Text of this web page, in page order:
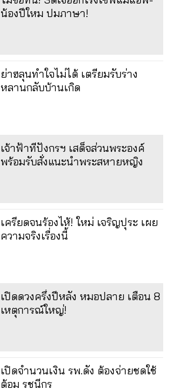
น้องปีใหม ปมภาษา!
ย่าฮลุนทำใจไม่ได้ เตรียมรับร่าง
หลานกลับบ้านเกิด
เจ้าฟ้าทีปังกรฯ เสด็จส่วนพระองค์
พร้อมรับสั่งแนะนำพระสหายหญิง
เครียดจนร้องไห้! ใหม่ เจริญปุระ เผย
ความจริงเรื่องนี้
เปิดดวงครึ่งปีหลัง หมอปลาย เตือน 8
เหตุการณ์ใหญ่!
เปิดจำนวนเงิน รพ.ดัง ต้องจ่ายชดใช้
ต้อม รชนีกร